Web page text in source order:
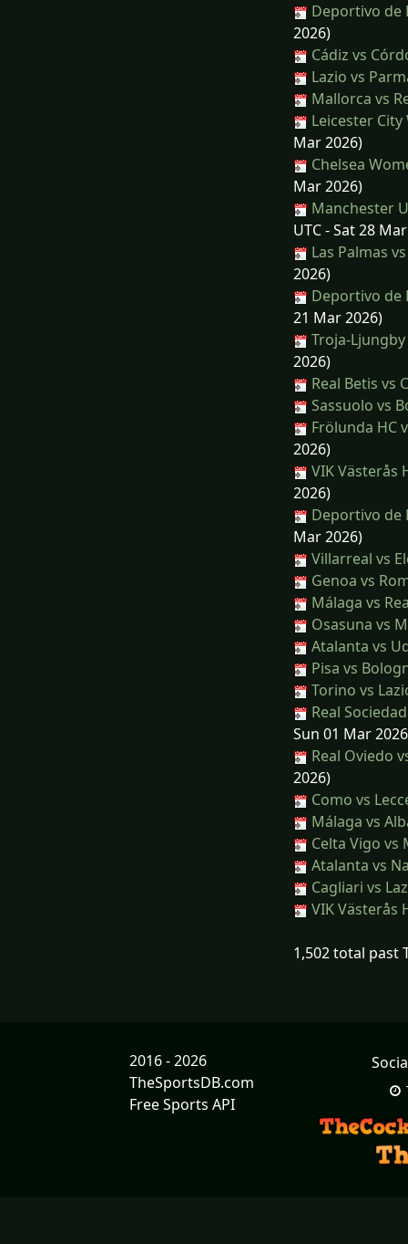
Deportivo de
2026)
Cádiz vs
Lazio vs
Mallorca vs
Leicester City
Mar 2026)
Chelsea
Mar 2026)
Manchester
UTC - Sat 28
Las Palmas
2026)
Deportivo de
21 Mar 2026)
Troja-Ljungby
2026)
Real Betis vs
Sassuolo vs
Frölunda HC
2026)
VIK Västerås
2026)
Deportivo de
Mar 2026)
Villarreal vs
Genoa vs
Málaga vs
Osasuna vs
Atalanta vs
Pisa vs
Torino vs
Real
Sun 01 Mar
Real Oviedo
2026)
Como vs
Málaga vs
Celta Vigo vs
Atalanta vs
Cagliari vs
VIK Västerås
1,502 total past
2016 - 2026
TheSportsDB.com
Free Sports API